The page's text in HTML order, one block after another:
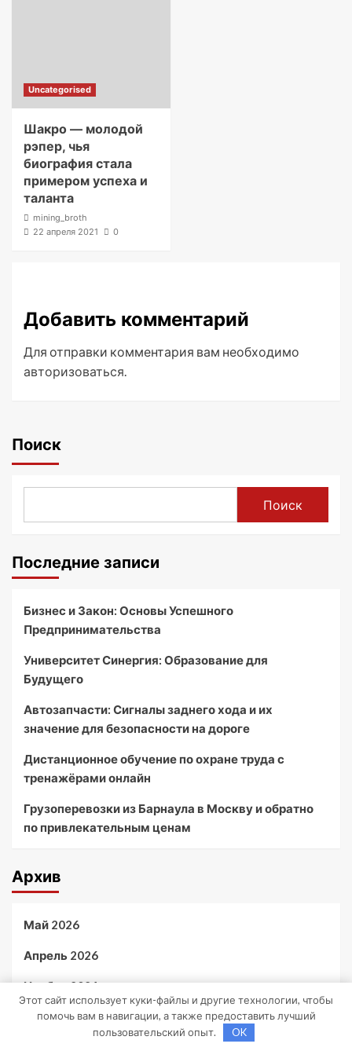
Uncategorised
Шакро — молодой
рэпер, чья
биография стала
примером успеха и
таланта
mining_broth
22 апреля 2021
0
Добавить комментарий
Для отправки комментария вам необходимо
авторизоваться.
Поиск
Поиск
Последние записи
Бизнес и Закон: Основы Успешного
Предпринимательства
Университет Синергия: Образование для
Будущего
Автозапчасти: Сигналы заднего хода и их
значение для безопасности на дороге
Дистанционное обучение по охране труда с
тренажёрами онлайн
Грузоперевозки из Барнаула в Москву и обратно
по привлекательным ценам
Архив
Май 2026
Апрель 2026
Ноябрь 2024
Октябрь 2024
Этот сайт использует куки-файлы и другие технологии, чтобы
помочь вам в навигации, а также предоставить лучший
пользовательский опыт.
OK